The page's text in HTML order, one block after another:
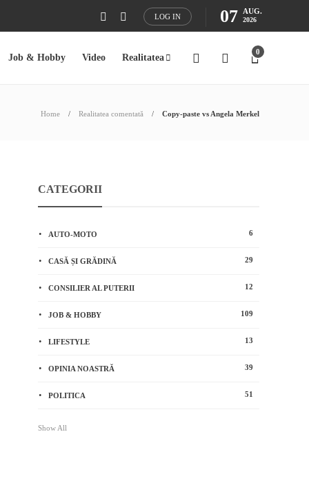
LOG IN 07 AUG.
2026
Job & Hobby Video Realitatea
0
Home Realitatea comentată Copy-paste vs Angela Merkel
CATEGORII
AUTO-MOTO 6
CASĂ ȘI GRĂDINĂ 29
CONSILIER AL PUTERII 12
JOB & HOBBY 109
LIFESTYLE 13
OPINIA NOASTRĂ 39
POLITICA 51
Show All